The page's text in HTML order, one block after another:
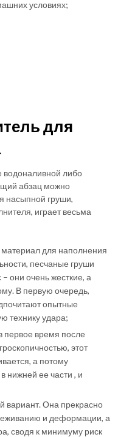
условиях;
для
водоналивной либо
абзац можно
насыпной груши,
играет весьма
для наполнения
песчаные груши
они очень жесткие, а
В первую очередь,
опытные
технику удара;
первое время после
этот
а потому
нижней ее части , и
вариант. Она прекрасно
и деформации, а
сводя к минимуму риск